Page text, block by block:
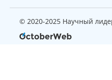
© 2020-2025 Научный